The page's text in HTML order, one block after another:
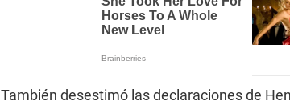
También desestimó las declaraciones de